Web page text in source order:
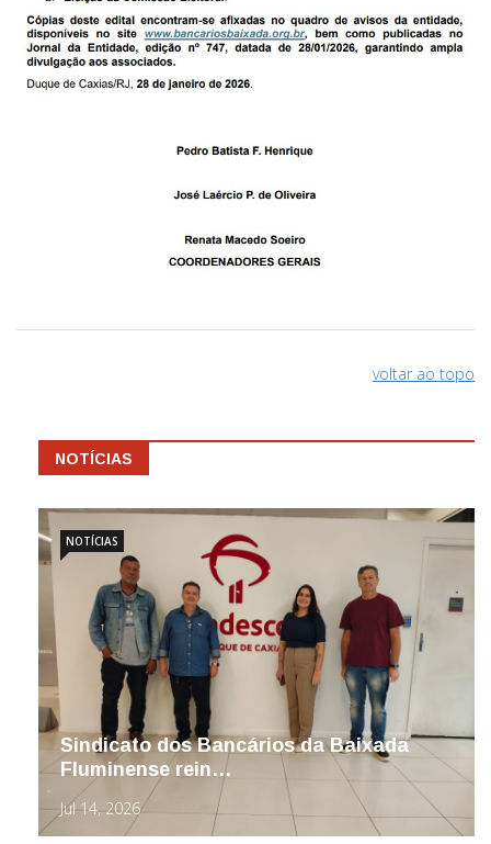
voltar ao topo
NOTÍCIAS
Sindicato dos Bancários da Baixada
Fluminense rein…
Jul 14, 2026
NOTÍCIAS